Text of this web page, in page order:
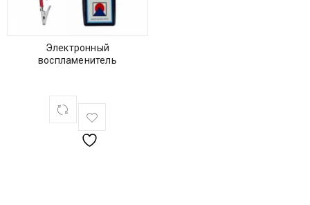
Электронный
воспламенитель